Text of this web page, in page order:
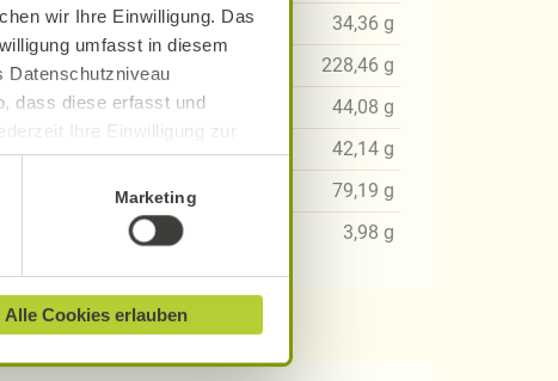
wir Ihre Einwilligung. Das
umfasst in diesem
Datenschutzniveau
dass diese erfasst und
Ihre Einwilligung zur
finden Sie in unserer
Marketing
Alle Cookies erlauben
2,42 g
g
3,11g
2,97g
34,36 g
228,46 g
44,08 g
42,14 g
79,19 g
3,98 g